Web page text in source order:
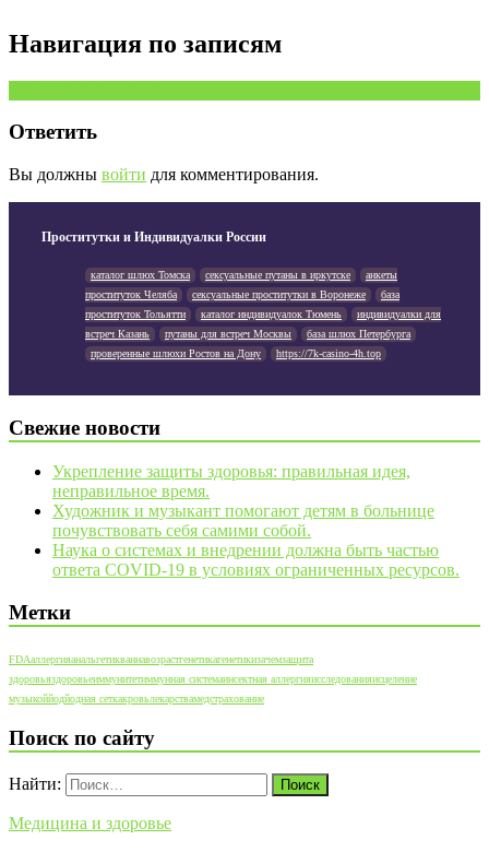
Навигация по записям
Ответить
Вы должны войти для комментирования.
Проститутки и Индивидуалки России
каталог шлюх Томска сексуальные путаны в иркутске
анкеты
проституток Челяба
сексуальные проститутки в Воронеже
база
проституток Тольятти
каталог индивидуалок Тюмень
индивидуалки для
встреч Казань
путаны для встреч Москвы
база шлюх Петербурга
проверенные шлюхи Ростов на Дону
https://7k-casino-4h.top
Свежие новости
Укрепление защиты здоровья: правильная идея,
неправильное время.
Художник и музыкант помогают детям в больнице
почувствовать себя самими собой.
Наука о системах и внедрении должна быть частью
ответа COVID-19 в условиях ограниченных ресурсов.
Метки
FDAаллергияанальгетикваннавозрастгенетикагенетикизачемзащита
здоровьяздоровьеиммунитетиммунная системаинсектная аллергияисследованияисцеление
музыкоййодйодная сеткакровьлекарствамедстрахование
Поиск по сайту
Найти:
Медицина и здоровье